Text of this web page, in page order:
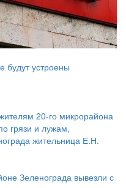
будут устроены
20-го микрорайона
грязи и лужам,
жительница Е.Н.